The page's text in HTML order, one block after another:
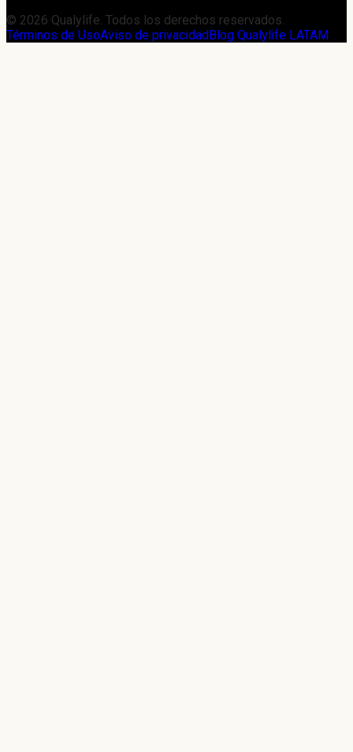
© 2026 Qualylife. Todos los derechos reservados.
Términos de UsoAviso de privacidad Blog Qualylife LATAM